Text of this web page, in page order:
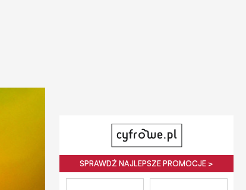
SPRAWDŹ NAJLEPSZE PROMOCJE >